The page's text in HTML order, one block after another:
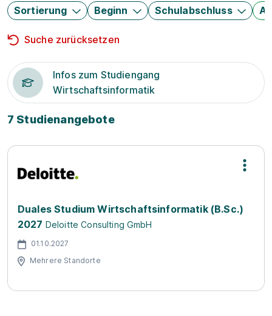
Sortierung Beginn Schulabschluss
Suche zurücksetzen
Infos zum Studiengang
Wirtschaftsinformatik
7 Studienangebote
Duales Studium Wirtschaftsinformatik (B.Sc.)
2027 Deloitte Consulting GmbH
01.10.2027
Mehrere Standorte